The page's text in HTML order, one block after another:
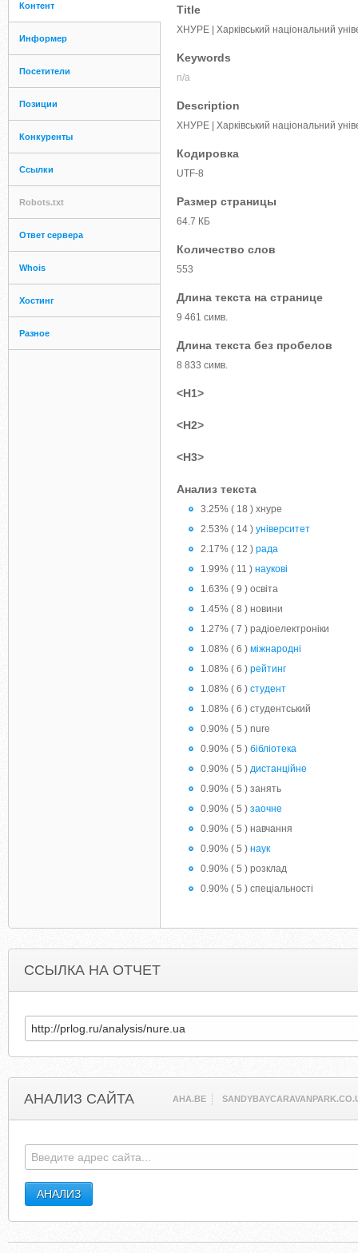
Контент
Информер
Посетители
Позиции
Конкуренты
Ссылки
Robots.txt
Ответ сервера
Whois
Хостинг
Разное
Title
ХНУРЕ | Харківський національний
Keywords
n/a
Description
ХНУРЕ | Харківський національний
Кодировка
UTF-8
Размер страницы
64.7 КБ
Количество слов
553
Длина текста на странице
9 461 симв.
Длина текста без пробелов
8 833 симв.
<H1>
<H2>
<H3>
Анализ текста
3.25% ( 18 ) хнуре
2.53% ( 14 ) університет
2.17% ( 12 ) рада
1.99% ( 11 ) наукові
1.63% ( 9 ) освіта
1.45% ( 8 ) новини
1.27% ( 7 ) радіоелектроніки
1.08% ( 6 ) міжнародні
1.08% ( 6 ) рейтинг
1.08% ( 6 ) студент
1.08% ( 6 ) студентський
0.90% ( 5 ) nure
0.90% ( 5 ) бібліотека
0.90% ( 5 ) дистанційне
0.90% ( 5 ) занять
0.90% ( 5 ) заочне
0.90% ( 5 ) навчання
0.90% ( 5 ) наук
0.90% ( 5 ) розклад
0.90% ( 5 ) спеціальності
ССЫЛКА НА ОТЧЕТ
АНАЛИЗ САЙТА AHA.BE